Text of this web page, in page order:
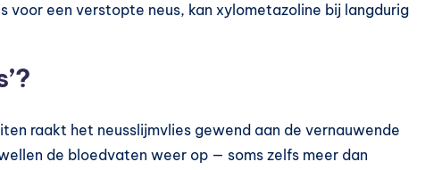
voor een verstopte neus, kan xylometazoline bij langdurig
raakt het neusslijmvlies gewend aan de vernauwende
de bloedvaten weer op — soms zelfs meer dan